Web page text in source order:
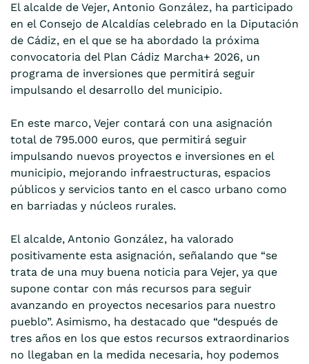
El alcalde de Vejer, Antonio González, ha participado
en el Consejo de Alcaldías celebrado en la Diputación
de Cádiz, en el que se ha abordado la próxima
convocatoria del Plan Cádiz Marcha+ 2026, un
programa de inversiones que permitirá seguir
impulsando el desarrollo del municipio.
En este marco, Vejer contará con una asignación
total de 795.000 euros, que permitirá seguir
impulsando nuevos proyectos e inversiones en el
municipio, mejorando infraestructuras, espacios
públicos y servicios tanto en el casco urbano como
en barriadas y núcleos rurales.
El alcalde, Antonio González, ha valorado
positivamente esta asignación, señalando que “se
trata de una muy buena noticia para Vejer, ya que
supone contar con más recursos para seguir
avanzando en proyectos necesarios para nuestro
pueblo”. Asimismo, ha destacado que “después de
tres años en los que estos recursos extraordinarios
no llegaban en la medida necesaria, hoy podemos